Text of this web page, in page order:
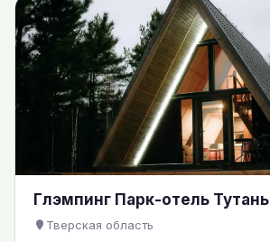
Глэмпинг Парк-отель Тутань
Тверская область